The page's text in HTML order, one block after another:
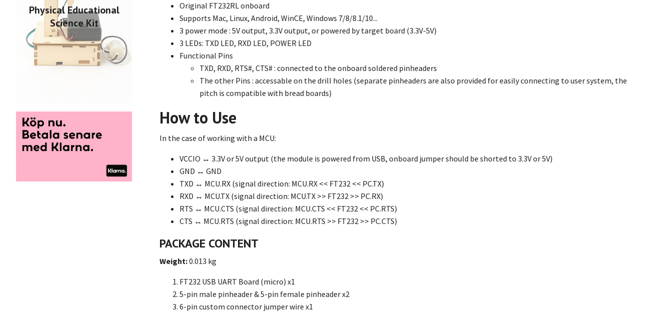
Physical Educational
Science Kit
Original FT232RL onboard
Supports Mac, Linux, Android, WinCE, Windows 7/8/8.1/10...
3 power mode : 5V output, 3.3V output, or powered by target board (3.3V-5V)
3 LEDs: TXD LED, RXD LED, POWER LED
Functional Pins
TXD, RXD, RTS#, CTS# : connected to the onboard soldered pinheaders
The other Pins : accessable on the drill holes (separate pinheaders are also provided for easily connecting to user system, the
pitch is compatible with bread boards)
How to Use
In the case of working with a MCU:
VCCIO ↔ 3.3V or 5V output (the module is powered from USB, onboard jumper should be shorted to 3.3V or 5V)
GND ↔ GND
TXD ↔ MCU.RX (signal direction: MCU.RX << FT232 << PC.TX)
RXD ↔ MCU.TX (signal direction: MCU.TX >> FT232 >> PC.RX)
RTS ↔ MCU.CTS (signal direction: MCU.CTS << FT232 << PC.RTS)
CTS ↔ MCU.RTS (signal direction: MCU.RTS >> FT232 >> PC.CTS)
PACKAGE CONTENT
Weight:0.013 kg
FT232 USB UART Board (micro) x1
5-pin male pinheader & 5-pin female pinheader x2
6-pin custom connector jumper wire x1